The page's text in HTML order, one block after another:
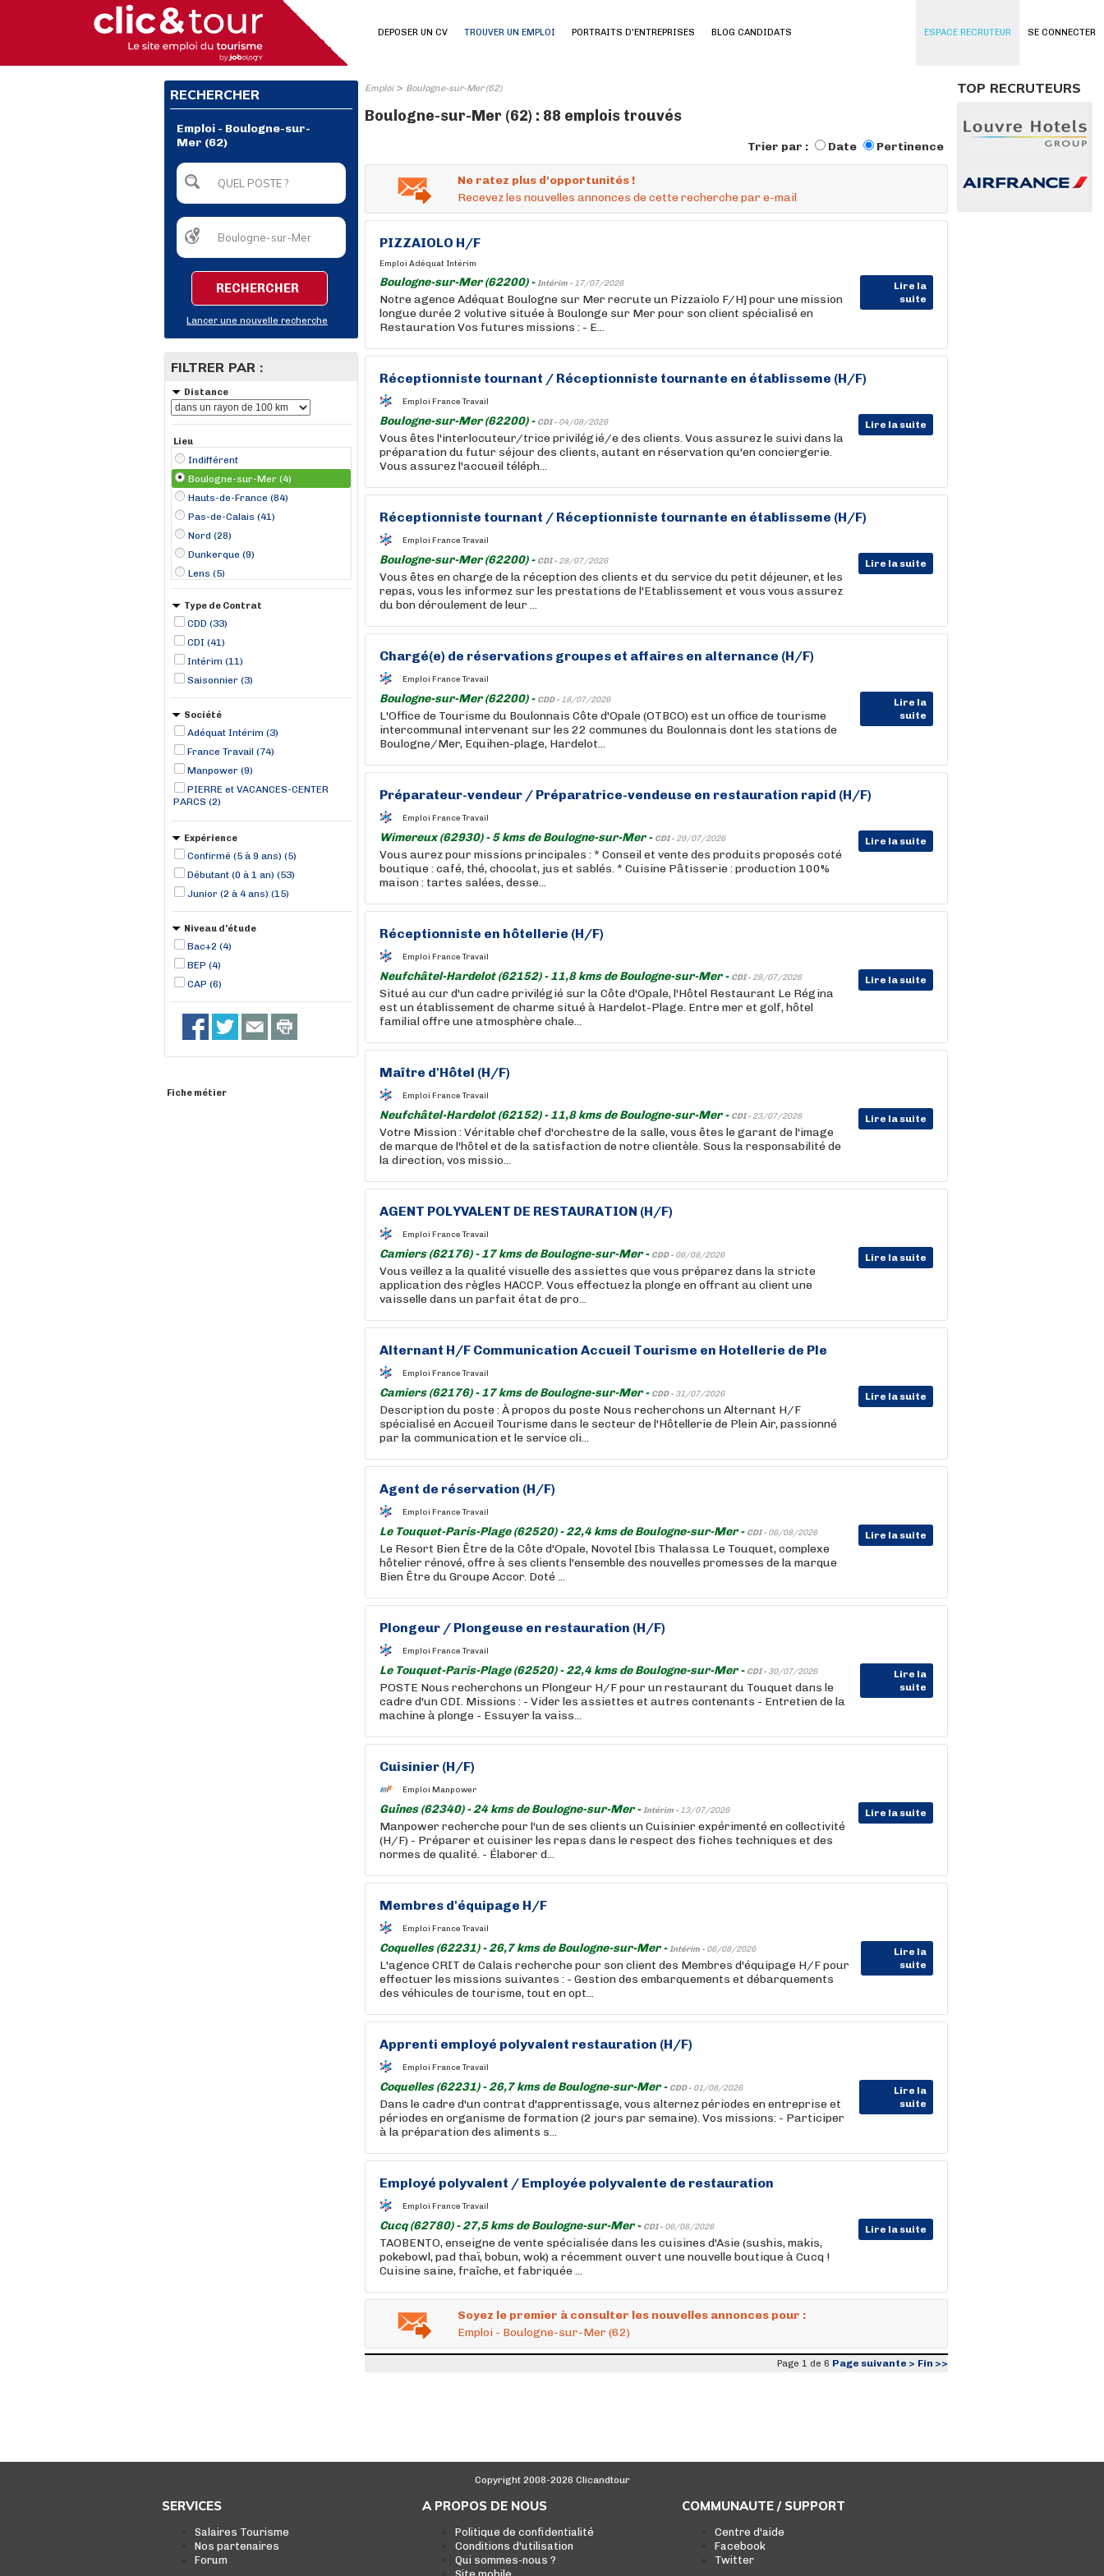
SE CONNECTER
DEPOSER UN CV TROUVER UN EMPLOI PORTRAITS D'ENTREPRISES BLOG CANDIDATS ESPACE RECRUTEUR
RECHERCHER
Emploi - Boulogne-sur-
Mer (62)
RECHERCHER
Lancer une nouvelle recherche
FILTRER PAR :
Distance
Lieu
Indifférent
Boulogne-sur-Mer (4)
Hauts-de-France (84)
Pas-de-Calais (41)
Nord (28)
Dunkerque (9)
Lens (5)
Saint-Valery-sur-Somme (5)
Normandie (4)
Arras (4)
Saint-Omer (4)
Englos (3)
Le Crotoy (3)
Type de Contrat
CDD (33)
CDI (41)
Intérim (11)
Saisonnier (3)
Société
Adéquat Intérim (3)
France Travail (74)
Manpower (9)
PIERRE et VACANCES-CENTER
PARCS (2)
Expérience
Confirmé (5 à 9 ans) (5)
Débutant (0 à 1 an) (53)
Junior (2 à 4 ans) (15)
Niveau d'étude
Bac+2 (4)
BEP (4)
CAP (6)
Fiche métier
Emploi> Boulogne-sur-Mer (62)
Boulogne-sur-Mer (62) : 88 emplois trouvés
Trier par : Date Pertinence
Ne ratez plus d'opportunités !
Recevez les nouvelles annonces de cette recherche par e-mail
PIZZAIOLO H/F
Emploi Adéquat Intérim
Boulogne-sur-Mer (62200) -Intérim - 17/07/2026
Lire la
suite
Notre agence Adéquat Boulogne sur Mer recrute un Pizzaiolo F/H] pour une mission
longue durée 2 volutive située à Boulonge sur Mer pour son client spécialisé en
Restauration Vos futures missions : - E...
Réceptionniste tournant / Réceptionniste tournante en établisseme (H/F)
Emploi France Travail
Boulogne-sur-Mer (62200) - CDI - 04/08/2026 Lire la suite
Vous êtes l'interlocuteur/trice privilégié/e des clients. Vous assurez le suivi dans la
préparation du futur séjour des clients, autant en réservation qu'en conciergerie.
Vous assurez l'accueil téléph...
Réceptionniste tournant / Réceptionniste tournante en établisseme (H/F)
Emploi France Travail
Boulogne-sur-Mer (62200) - CDI - 28/07/2026 Lire la suite
Vous êtes en charge de la réception des clients et du service du petit déjeuner, et les
repas, vous les informez sur les prestations de l'Etablissement et vous vous assurez
du bon déroulement de leur ...
Chargé(e) de réservations groupes et affaires en alternance (H/F)
Emploi France Travail
Boulogne-sur-Mer (62200) - CDD - 18/07/2026
Lire la
suite
L'Office de Tourisme du Boulonnais Côte d'Opale (OTBCO) est un office de tourisme
intercommunal intervenant sur les 22 communes du Boulonnais dont les stations de
Boulogne/Mer, Equihen-plage, Hardelot...
Préparateur-vendeur / Préparatrice-vendeuse en restauration rapid (H/F)
Emploi France Travail
Wimereux (62930) - 5 kms de Boulogne-sur-Mer - CDI - 29/07/2026 Lire la suite
Vous aurez pour missions principales : * Conseil et vente des produits proposés coté
boutique : café, thé, chocolat, jus et sablés. * Cuisine Pâtisserie : production 100%
maison : tartes salées, desse...
Réceptionniste en hôtellerie (H/F)
Emploi France Travail
Neufchâtel-Hardelot (62152) - 11,8 kms de Boulogne-sur-Mer - CDI - 28/07/2026 Lire la suite
Situé au cur d'un cadre privilégié sur la Côte d'Opale, l'Hôtel Restaurant Le Régina
est un établissement de charme situé à Hardelot-Plage. Entre mer et golf, hôtel
familial offre une atmosphère chale...
Maître d'Hôtel (H/F)
Emploi France Travail
Neufchâtel-Hardelot (62152) - 11,8 kms de Boulogne-sur-Mer - CDI - 23/07/2026 Lire la suite
Votre Mission : Véritable chef d'orchestre de la salle, vous êtes le garant de l'image
de marque de l'hôtel et de la satisfaction de notre clientèle. Sous la responsabilité de
la direction, vos missio...
AGENT POLYVALENT DE RESTAURATION (H/F)
Emploi France Travail
Camiers (62176) - 17 kms de Boulogne-sur-Mer - CDD - 06/08/2026 Lire la suite
Vous veillez a la qualité visuelle des assiettes que vous préparez dans la stricte
application des règles HACCP. Vous effectuez la plonge en offrant au client une
vaisselle dans un parfait état de pro...
Alternant H/F Communication Accueil Tourisme en Hotellerie de Ple
Emploi France Travail
Camiers (62176) - 17 kms de Boulogne-sur-Mer - CDD - 31/07/2026 Lire la suite
Description du poste : À propos du poste Nous recherchons un Alternant H/F
spécialisé en Accueil Tourisme dans le secteur de l'Hôtellerie de Plein Air, passionné
par la communication et le service cli...
Agent de réservation (H/F)
Emploi France Travail
Le Touquet-Paris-Plage (62520) - 22,4 kms de Boulogne-sur-Mer - CDI - 06/08/2026 Lire la suite
Le Resort Bien Être de la Côte d'Opale, Novotel Ibis Thalassa Le Touquet, complexe
hôtelier rénové, offre à ses clients l'ensemble des nouvelles promesses de la marque
Bien Être du Groupe Accor. Doté ...
Plongeur / Plongeuse en restauration (H/F)
Emploi France Travail
Le Touquet-Paris-Plage (62520) - 22,4 kms de Boulogne-sur-Mer - CDI - 30/07/2026
Lire la
suite
POSTE Nous recherchons un Plongeur H/F pour un restaurant du Touquet dans le
cadre d'un CDI. Missions : - Vider les assiettes et autres contenants - Entretien de la
machine à plonge - Essuyer la vaiss...
Cuisinier (H/F)
Emploi Manpower
Guînes (62340) - 24 kms de Boulogne-sur-Mer -Intérim - 13/07/2026 Lire la suite
Manpower recherche pour l'un de ses clients un Cuisinier expérimenté en collectivité
(H/F) - Préparer et cuisiner les repas dans le respect des fiches techniques et des
normes de qualité. - Élaborer d...
Membres d'équipage H/F
Emploi France Travail
Coquelles (62231) - 26,7 kms de Boulogne-sur-Mer -Intérim - 06/08/2026
Lire la
suite
L'agence CRIT de Calais recherche pour son client des Membres d'équipage H/F pour
effectuer les missions suivantes : - Gestion des embarquements et débarquements
des véhicules de tourisme, tout en opt...
Apprenti employé polyvalent restauration (H/F)
Emploi France Travail
Coquelles (62231) - 26,7 kms de Boulogne-sur-Mer - CDD - 01/08/2026
Lire la
suite
Dans le cadre d'un contrat d'apprentissage, vous alternez périodes en entreprise et
périodes en organisme de formation (2 jours par semaine). Vos missions: - Participer
à la préparation des aliments s...
Employé polyvalent / Employée polyvalente de restauration
Emploi France Travail
Cucq (62780) - 27,5 kms de Boulogne-sur-Mer - CDI - 06/08/2026 Lire la suite
TAOBENTO, enseigne de vente spécialisée dans les cuisines d'Asie (sushis, makis,
pokebowl, pad thaï, bobun, wok) a récemment ouvert une nouvelle boutique à Cucq !
Cuisine saine, fraîche, et fabriquée ...
Soyez le premier à consulter les nouvelles annonces pour :
Emploi - Boulogne-sur-Mer (62)
Page 1 de 6 Page suivante > Fin >>
TOP RECRUTEURS
Copyright 2008-2026 Clicandtour
SERVICES
Salaires Tourisme
Nos partenaires
Forum
A PROPOS DE NOUS
Politique de confidentialité
Conditions d'utilisation
Qui sommes-nous ?
COMMUNAUTE / SUPPORT
Centre d'aide
Facebook
Twitter